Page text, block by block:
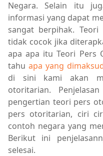
Negara. Selain itu
informasi yang dapat
sangat berpihak.
tidak cocok jika
apa apa itu Teori Pers
tahuapa yang
di sini kami akan
otoritarian.
pengertian teori pers
pers otoritarian, ciri
contoh negara yang
Berikut ini
selesai.